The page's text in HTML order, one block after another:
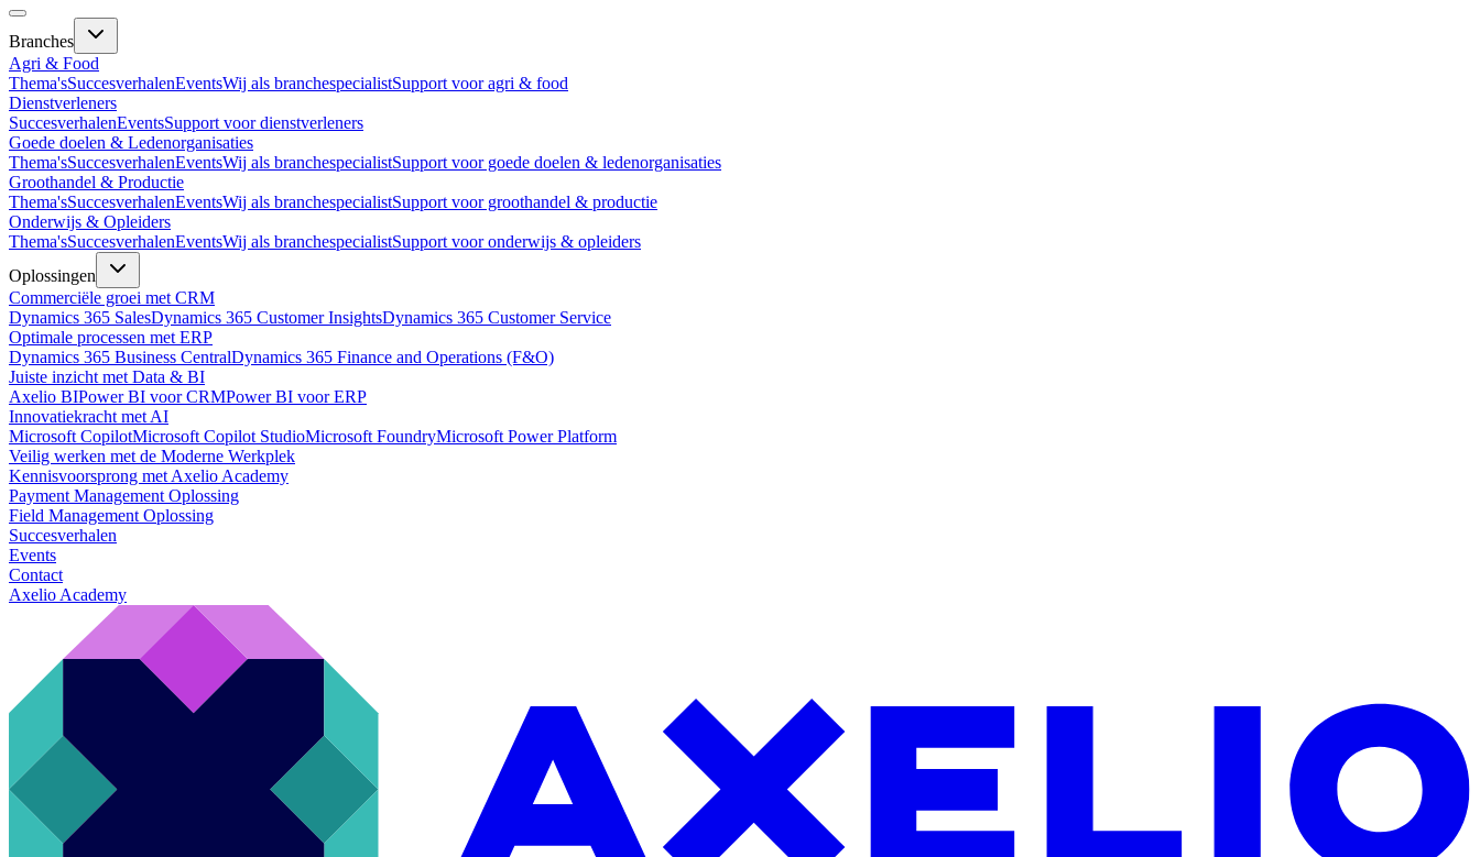
Branches
Agri & Food
Thema'sSuccesverhalenEventsWij als branchespecialistSupport voor agri & food
Dienstverleners
SuccesverhalenEventsSupport voor dienstverleners
Goede doelen & Ledenorganisaties
Thema'sSuccesverhalenEventsWij als branchespecialistSupport voor goede doelen & ledenorganisaties
Groothandel & Productie
Thema'sSuccesverhalenEventsWij als branchespecialistSupport voor groothandel & productie
Onderwijs & Opleiders
Thema'sSuccesverhalenEventsWij als branchespecialistSupport voor onderwijs & opleiders
Oplossingen
Commerciële groei met CRM
Dynamics 365 SalesDynamics 365 Customer InsightsDynamics 365 Customer Service
Optimale processen met ERP
Dynamics 365 Business CentralDynamics 365 Finance and Operations (F&O)
Juiste inzicht met Data & BI
Axelio BIPower BI voor CRMPower BI voor ERP
Innovatiekracht met AI
Microsoft CopilotMicrosoft Copilot StudioMicrosoft FoundryMicrosoft Power Platform
Veilig werken met de Moderne Werkplek
Kennisvoorsprong met Axelio Academy
Payment Management Oplossing
Field Management Oplossing
Succesverhalen
Events
Contact
Axelio Academy